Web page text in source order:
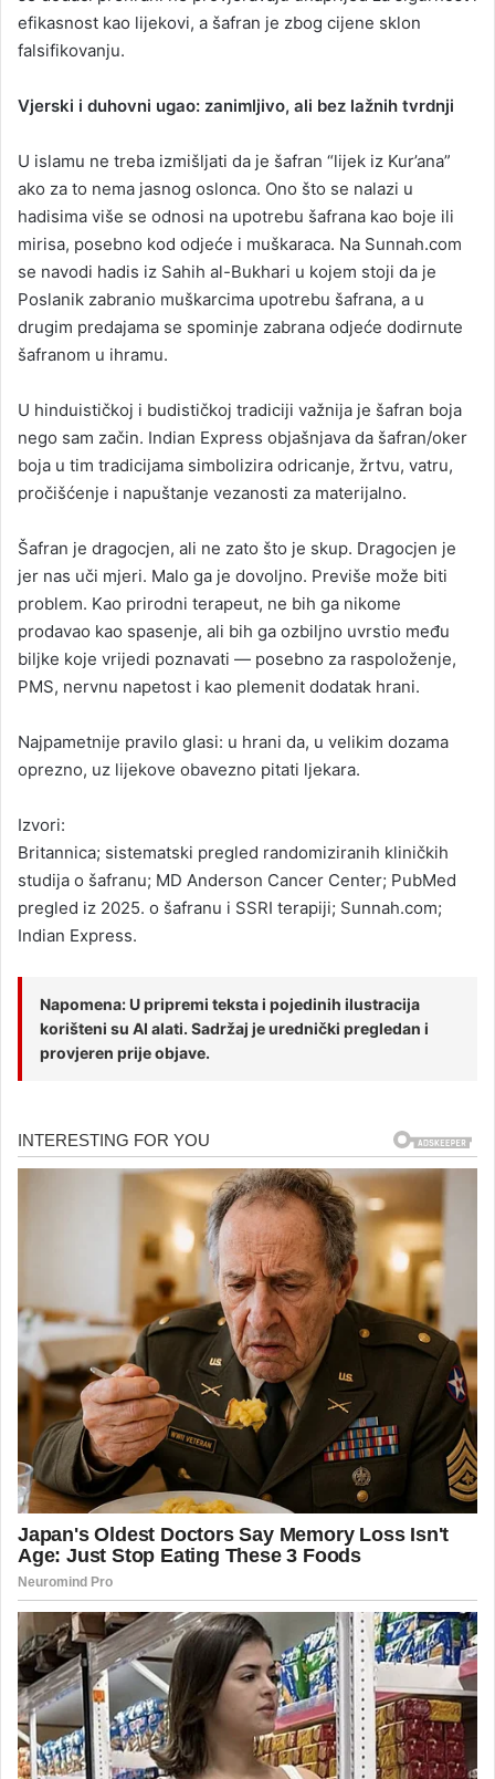
efikasnost kao lijekovi, a šafran je zbog cijene sklon
falsifikovanju.
Vjerski i duhovni ugao: zanimljivo, ali bez lažnih tvrdnji
U islamu ne treba izmišljati da je šafran “lijek iz Kur’ana”
ako za to nema jasnog oslonca. Ono što se nalazi u
hadisima više se odnosi na upotrebu šafrana kao boje ili
mirisa, posebno kod odjeće i muškaraca. Na Sunnah.com
se navodi hadis iz Sahih al-Bukhari u kojem stoji da je
Poslanik zabranio muškarcima upotrebu šafrana, a u
drugim predajama se spominje zabrana odjeće dodirnute
šafranom u ihramu.
U hinduističkoj i budističkoj tradiciji važnija je šafran boja
nego sam začin. Indian Express objašnjava da šafran/oker
boja u tim tradicijama simbolizira odricanje, žrtvu, vatru,
pročišćenje i napuštanje vezanosti za materijalno.
Šafran je dragocjen, ali ne zato što je skup. Dragocjen je
jer nas uči mjeri. Malo ga je dovoljno. Previše može biti
problem. Kao prirodni terapeut, ne bih ga nikome
prodavao kao spasenje, ali bih ga ozbiljno uvrstio među
biljke koje vrijedi poznavati — posebno za raspoloženje,
PMS, nervnu napetost i kao plemenit dodatak hrani.
Najpametnije pravilo glasi: u hrani da, u velikim dozama
oprezno, uz lijekove obavezno pitati ljekara.
Izvori:
Britannica; sistematski pregled randomiziranih kliničkih
studija o šafranu; MD Anderson Cancer Center; PubMed
pregled iz 2025. o šafranu i SSRI terapiji; Sunnah.com;
Indian Express.
Napomena: U pripremi teksta i pojedinih ilustracija
korišteni su AI alati. Sadržaj je urednički pregledan i
provjeren prije objave.